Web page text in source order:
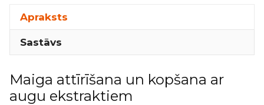
kopšanai
Apraksts
Sastāvs
Maiga attīrīšana un kopšana ar
augu ekstraktiem